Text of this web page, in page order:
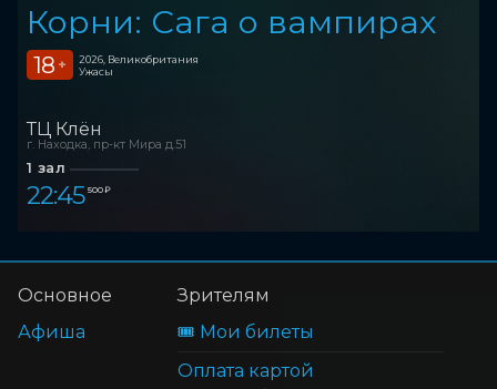
Корни: Сага о вампирах
18 +
2026, Великобритания
Ужасы
ТЦ Клён
г. Находка, пр-кт Мира д.51
1 зал
22:45 500 ₽
Основное
Афиша
Зрителям
🎟️ Мои билеты
Оплата картой